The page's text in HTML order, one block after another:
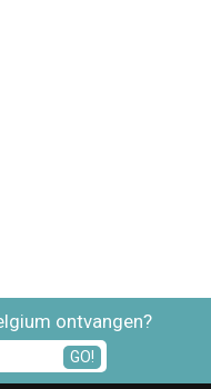
ontvangen?
GO!